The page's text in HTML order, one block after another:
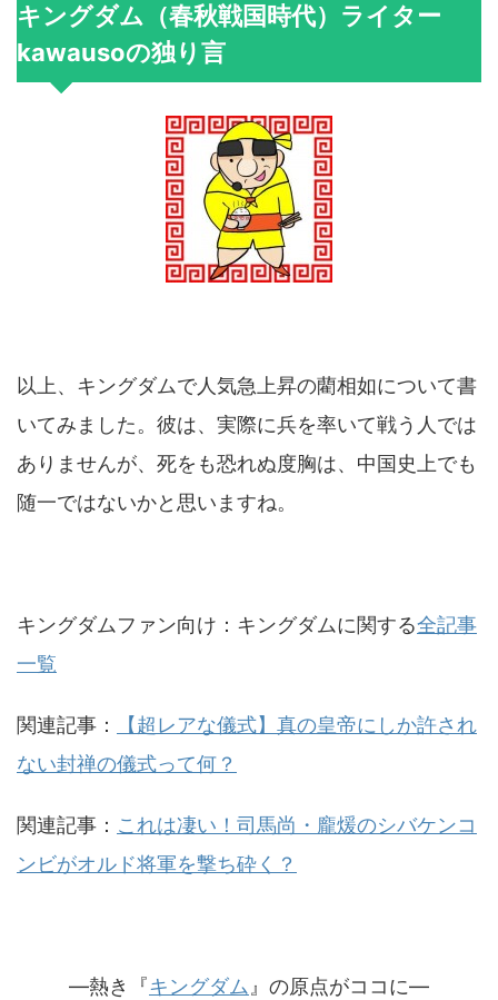
キングダム（春秋戦国時代）ライター
kawausoの独り言
以上、キングダムで人気急上昇の藺相如について書
いてみました。彼は、実際に兵を率いて戦う人では
ありませんが、死をも恐れぬ度胸は、中国史上でも
随一ではないかと思いますね。
キングダムファン向け：キングダムに関する全記事
一覧
関連記事：
【超レアな儀式】真の皇帝にしか許され
ない封禅の儀式って何？
関連記事： これは凄い！司馬尚・龐煖のシバケンコ
ンビがオルド将軍を撃ち砕く？
—熱き『キングダム 』の原点がココに—